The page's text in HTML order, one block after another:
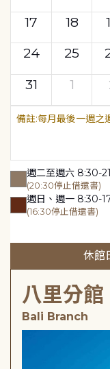
17
18
24
25
31
1
每月最後一週之
週二至週六 8:30-
(20:30停止借還書)
週日、週一 8:30-
(16:30停止借還書)
休館
八里分館
Bali Branch